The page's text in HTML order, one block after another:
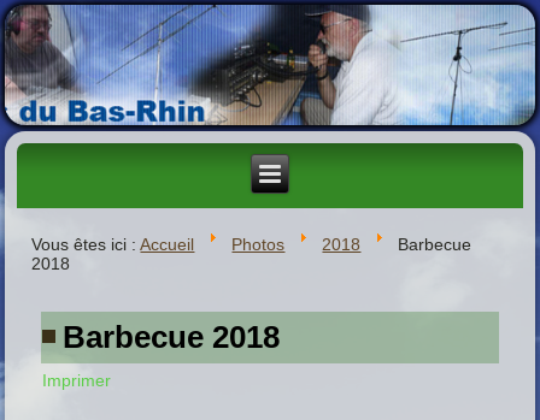
Vous êtes ici :Accueil Photos 2018
Barbecue
2018
Barbecue 2018
Imprimer